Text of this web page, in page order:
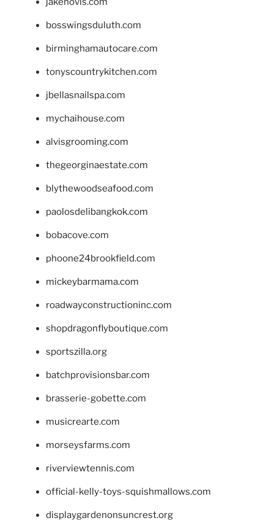
bosswingsduluth.com
birminghamautocare.com
tonyscountrykitchen.com
jbellasnailspa.com
mychaihouse.com
alvisgrooming.com
thegeorginaestate.com
blythewoodseafood.com
paolosdelibangkok.com
bobacove.com
phoone24brookfield.com
mickeybarmama.com
roadwayconstructioninc.com
shopdragonflyboutique.com
sportszilla.org
batchprovisionsbar.com
brasserie-gobette.com
musicrearte.com
morseysfarms.com
riverviewtennis.com
official-kelly-toys-squishmallows.com
displaygardenonsuncrest.org